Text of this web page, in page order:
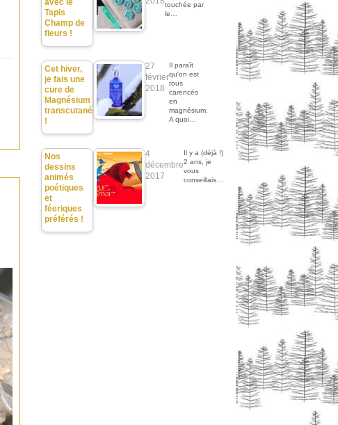
avec le
Tapis
Champ de
fleurs !
touchée par
le…
Cet hiver,
je fais une
cure de
Magnésium
transcutané
!
27
février
2018
Il paraît
qu'on est
tous
carencés
en
magnésium.
A quoi…
Nos
dessins
animés
poétiques
et
féeriques
préférés !
4
décembre
2017
Il y a (déjà !)
2 ans, je
vous
conseillais…